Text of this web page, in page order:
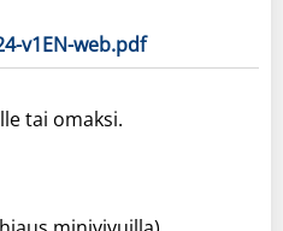
v1EN-web.pdf
tai omaksi.